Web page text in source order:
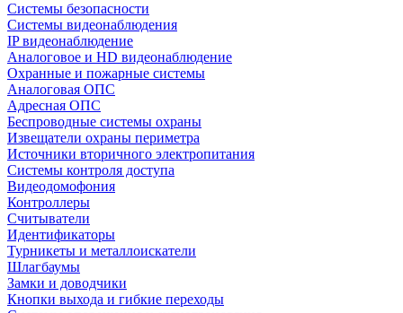
Системы безопасности
Системы видеонаблюдения
IP видеонаблюдение
Аналоговое и HD видеонаблюдение
Охранные и пожарные системы
Аналоговая ОПС
Адресная ОПС
Беспроводные системы охраны
Извещатели охраны периметра
Источники вторичного электропитания
Системы контроля доступа
Видеодомофония
Контроллеры
Считыватели
Идентификаторы
Турникеты и металлоискатели
Шлагбаумы
Замки и доводчики
Кнопки выхода и гибкие переходы